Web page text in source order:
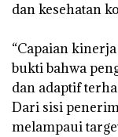
dan kesehatan
‎“Capaian
bukti bahwa
dan adaptif
Dari sisi
melampaui